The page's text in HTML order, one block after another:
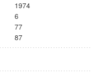
1974
6
77
87